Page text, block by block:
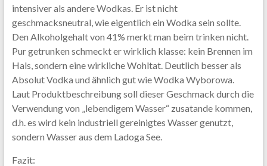
intensiver als andere Wodkas. Er ist nicht
geschmacksneutral, wie eigentlich ein Wodka sein sollte.
Den Alkoholgehalt von 41% merkt man beim trinken nicht.
Pur getrunken schmeckt er wirklich klasse: kein Brennen im
Hals, sondern eine wirkliche Wohltat. Deutlich besser als
Absolut Vodka und ähnlich gut wie Wodka Wyborowa.
Laut Produktbeschreibung soll dieser Geschmack durch die
Verwendung von „lebendigem Wasser“ zusatande kommen,
d.h. es wird kein industriell gereinigtes Wasser genutzt,
sondern Wasser aus dem Ladoga See.
Fazit: